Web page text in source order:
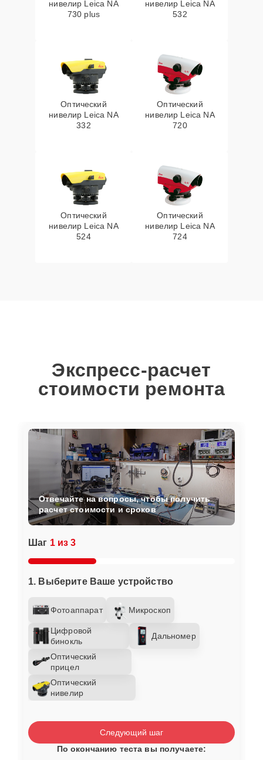
нивелир Leica NA
730 plus
нивелир Leica NA
532
Оптический
нивелир Leica NA
332
Оптический
нивелир Leica NA
720
Оптический
нивелир Leica NA
524
Оптический
нивелир Leica NA
724
Экспресс-расчет
стоимости ремонта
Шаг 1 из 3
1. Выберите Ваше устройство
Фотоаппарат Микроскоп
Цифровой
бинокль
Дальномер
Оптический
прицел
Оптический
нивелир
Отвечайте на вопросы, чтобы получить
расчет стоимости и сроков
Следующий шаг
По окончанию теста вы получаете: